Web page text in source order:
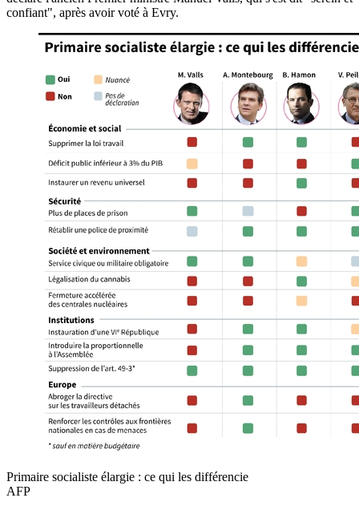
confiant", après avoir voté à Evry.
Primaire socialiste élargie : ce qui les différencie
AFP